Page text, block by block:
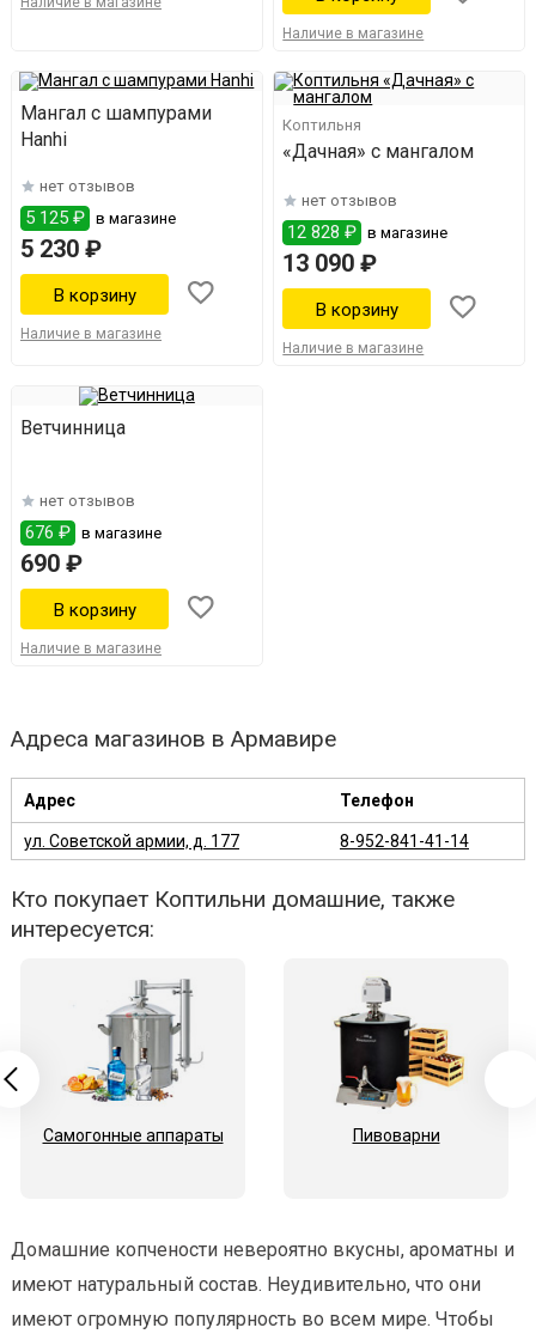
Наличие в магазине
Мангал с шампурами
Hanhi
нет отзывов
5 125 ₽ в магазине
5 230 ₽
Наличие в магазине
Коптильня
«Дачная» с мангалом
нет отзывов
12 828 ₽ в магазине
13 090 ₽
Наличие в магазине
Ветчинница
нет отзывов
676 ₽ в магазине
690 ₽
Наличие в магазине
Адреса магазинов в Армавире
Адрес Телефон
ул. Советской армии, д. 177 8-952-841-41-14
Кто покупает Коптильни домашние, также
интересуется:
Самогонные аппараты Пивоварни
Домашние копчености невероятно вкусны, ароматны и
имеют натуральный состав. Неудивительно, что они
имеют огромную популярность во всем мире. Чтобы